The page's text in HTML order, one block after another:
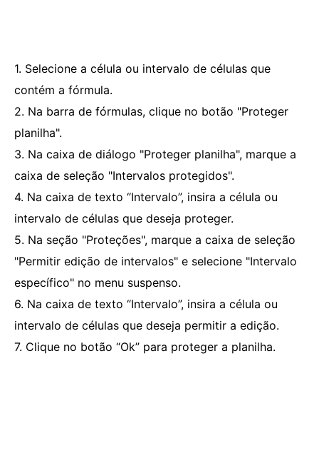
1. Selecione a célula ou intervalo de células que
contém a fórmula.
2. Na barra de fórmulas, clique no botão "Proteger
planilha".
3. Na caixa de diálogo "Proteger planilha", marque a
caixa de seleção "Intervalos protegidos".
4. Na caixa de texto “Intervalo”, insira a célula ou
intervalo de células que deseja proteger.
5. Na seção "Proteções", marque a caixa de seleção
"Permitir edição de intervalos" e selecione "Intervalo
específico" no menu suspenso.
6. Na caixa de texto “Intervalo”, insira a célula ou
intervalo de células que deseja permitir a edição.
7. Clique no botão “Ok” para proteger a planilha.